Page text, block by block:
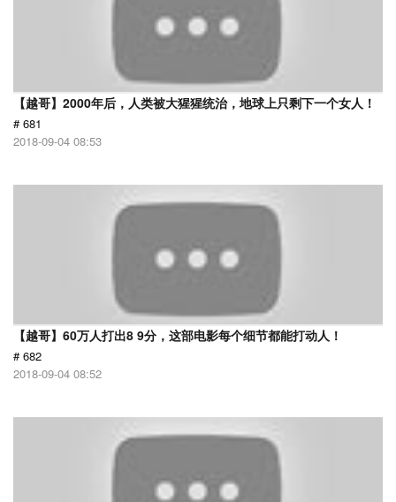
【越哥】2000年后，人类被大猩猩统治，地球上只剩下一个女人！
# 681
2018-09-04 08:53
【越哥】60万人打出8 9分，这部电影每个细节都能打动人！
# 682
2018-09-04 08:52